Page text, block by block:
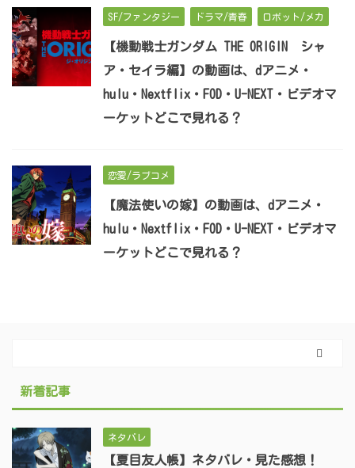
SF/ファンタジー ドラマ/青春 ロボット/メカ
【機動戦士ガンダム THE ORIGIN シャ
ア・セイラ編】の動画は、dアニメ・
hulu・Nextflix・FOD・U-NEXT・ビデオマ
ーケットどこで見れる？
恋愛/ラブコメ
【魔法使いの嫁】の動画は、dアニメ・
hulu・Nextflix・FOD・U-NEXT・ビデオマ
ーケットどこで見れる？
新着記事
ネタバレ
【夏目友人帳】ネタバレ・見た感想！